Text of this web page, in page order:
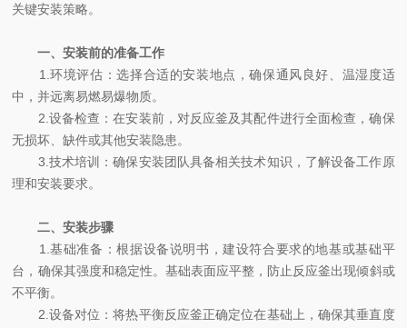
关键安装策略。
一、安装前的准备工作
1.环境评估：选择合适的安装地点，确保通风良好、温湿度适
中，并远离易燃易爆物质。
2.设备检查：在安装前，对反应釜及其配件进行全面检查，确保
无损坏、缺件或其他安装隐患。
3.技术培训：确保安装团队具备相关技术知识，了解设备工作原
理和安装要求。
二、安装步骤
1.基础准备：根据设备说明书，建设符合要求的地基或基础平
台，确保其强度和稳定性。基础表面应平整，防止反应釜出现倾斜或
不平衡。
2.设备对位：将热平衡反应釜正确定位在基础上，确保其垂直度